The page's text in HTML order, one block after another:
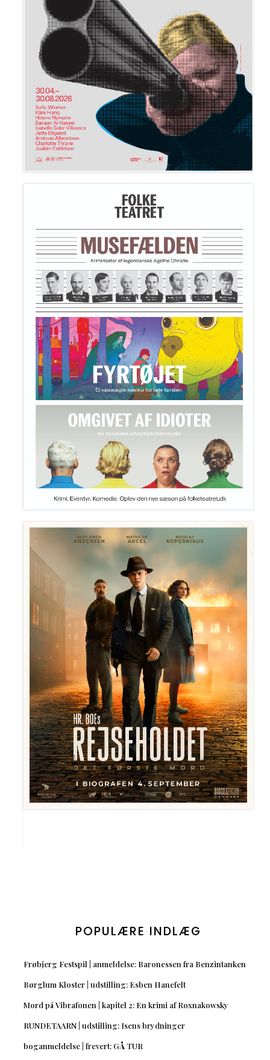
POPULÆRE INDLÆG
Frøbjerg Festspil | anmeldelse: Baronessen fra Benzintanken
Børglum Kloster | udstilling: Esben Hanefelt
Mord på Vibrafonen | kapitel 2: En krimi af Roxnakowsky
RUNDETAARN | udstilling: Isens brydninger
boganmeldelse | frevert: GÅ TUR